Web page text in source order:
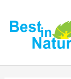
content